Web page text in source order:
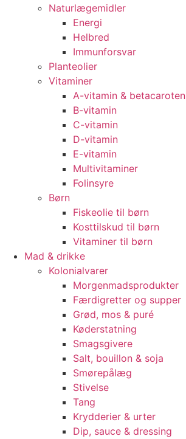
Naturlægemidler
Energi
Helbred
Immunforsvar
Planteolier
Vitaminer
A-vitamin & betacaroten
B-vitamin
C-vitamin
D-vitamin
E-vitamin
Multivitaminer
Folinsyre
Børn
Fiskeolie til børn
Kosttilskud til børn
Vitaminer til børn
Mad & drikke
Kolonialvarer
Morgenmadsprodukter
Færdigretter og supper
Grød, mos & puré
Køderstatning
Smagsgivere
Salt, bouillon & soja
Smørepålæg
Stivelse
Tang
Krydderier & urter
Dip, sauce & dressing